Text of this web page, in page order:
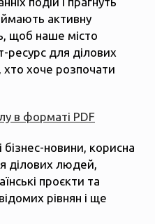
активну
щоб наше місто
ресурс для ділових
хто хоче розпочати
в форматі PDF
бізнес-новини, корисна
ділових людей,
проєкти та
рівнян і ще